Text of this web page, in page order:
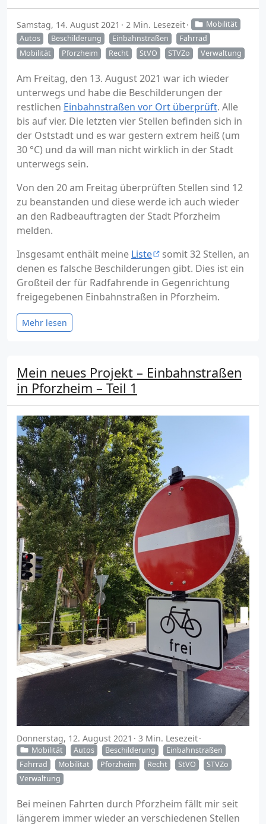
Samstag, 14. August 2021 2 Min. Lesezeit
Mobilität
Autos
Beschilderung Einbahnstraßen
Fahrrad
Mobilität
Pforzheim Recht StVO STVZo Verwaltung
Am Freitag, den 13. August 2021 war ich wieder
unterwegs und habe die Beschilderungen der
restlichen Einbahnstraßen vor Ort überprüft. Alle
bis auf vier. Die letzten vier Stellen befinden sich in
der Oststadt und es war gestern extrem heiß (um
30 °C) und da will man nicht wirklich in der Stadt
unterwegs sein.
Von den 20 am Freitag überprüften Stellen sind 12
zu beanstanden und diese werde ich auch wieder
an den Radbeauftragten der Stadt Pforzheim
melden.
Insgesamt enthält meine Liste
somit 32 Stellen, an
denen es falsche Beschilderungen gibt. Dies ist ein
Großteil der für Radfahrende in Gegenrichtung
freigegebenen Einbahnstraßen in Pforzheim.
Mehr lesen
Mein neues Projekt – Einbahnstraßen
in Pforzheim – Teil 1
Donnerstag, 12. August 2021 3 Min. Lesezeit
Mobilität Autos Beschilderung
Einbahnstraßen
Fahrrad
Mobilität Pforzheim Recht StVO
STVZo
Verwaltung
Bei meinen Fahrten durch Pforzheim fällt mir seit
längerem immer wieder an verschiedenen Stellen